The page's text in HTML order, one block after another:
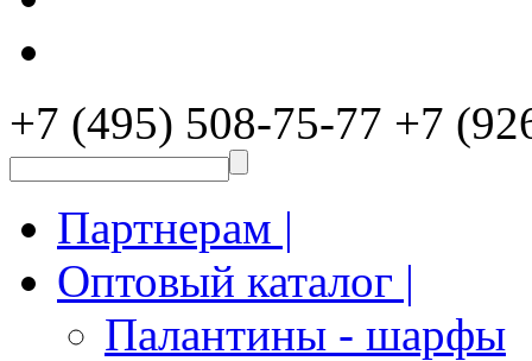
+7 (495) 508-75-77 +7
Партнерам |
Оптовый каталог |
Палантины - шарфы